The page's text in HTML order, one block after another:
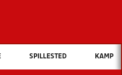
Hvad vil du søge efter?
INDHOLD OG NYHEDER
SPILLESTED KAMP